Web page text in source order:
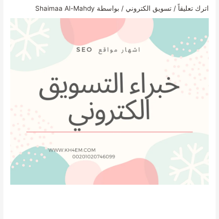
اترك تعليقاً /تسويق الكتروني / بواسطة Shaimaa Al-Mahdy